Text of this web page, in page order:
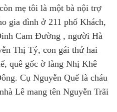
mẹ tôi là một bà nội trợ
gia đình ở 211 phố Khách,
Cam Đường , người Hà
Thị Tý, con gái thứ hai
quê gốc ờ làng Nhị Khê
Cụ Nguyễn Quế là cháu
Lê mang tên Nguyễn Trãi